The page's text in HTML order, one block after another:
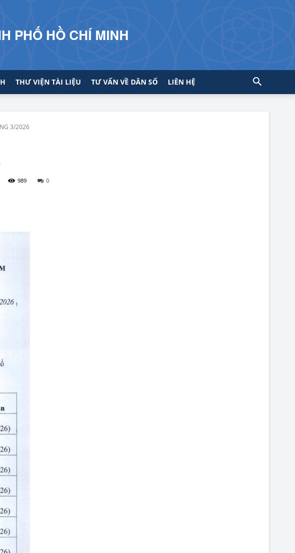
PHỐ HỒ CHÍ MINH
THƯ VIỆN TÀI LIỆU TƯ VẤN VỀ DÂN SỐ LIÊN HỆ
3/2026
0
989